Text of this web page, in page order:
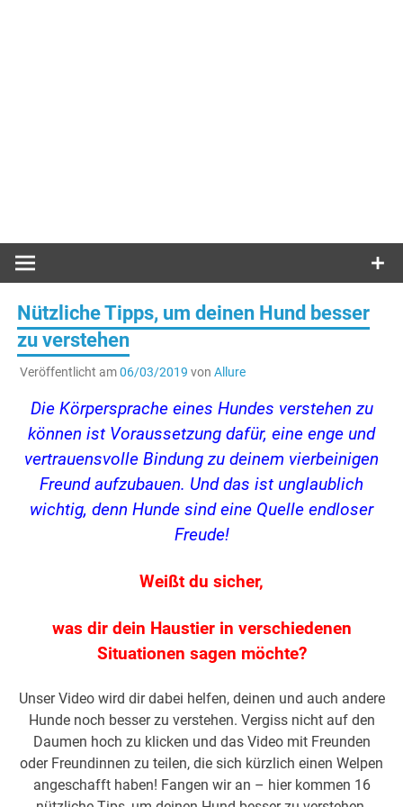
Nützliche Tipps, um deinen Hund besser
zu verstehen
Veröffentlicht am06/03/2019 von Allure
Die Körpersprache eines Hundes verstehen zu
können ist Voraussetzung dafür, eine enge und
vertrauensvolle Bindung zu deinem vierbeinigen
Freund aufzubauen. Und das ist unglaublich
wichtig, denn Hunde sind eine Quelle endloser
Freude!
Weißt du sicher,
was dir dein Haustier in verschiedenen
Situationen sagen möchte?
Unser Video wird dir dabei helfen, deinen und auch andere
Hunde noch besser zu verstehen. Vergiss nicht auf den
Daumen hoch zu klicken und das Video mit Freunden
oder Freundinnen zu teilen, die sich kürzlich einen Welpen
angeschafft haben! Fangen wir an – hier kommen 16